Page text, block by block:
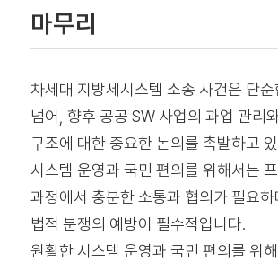
마무리
차세대 지방세시스템 소송 사건은 단
넘어, 향후 공공 SW 사업의 과업 관리
구조에 대한 중요한 논의를 촉발하고
시스템 운영과 국민 편의를 위해서는
과정에서 충분한 소통과 협의가 필요
법적 분쟁의 예방이 필수적입니다.
원활한 시스템 운영과 국민 편의를 위